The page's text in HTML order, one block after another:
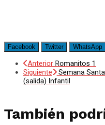
Facebook Twitter WhatsApp
Anterior Romanitos 1
Siguiente
Semana
(salida) Infantil
También